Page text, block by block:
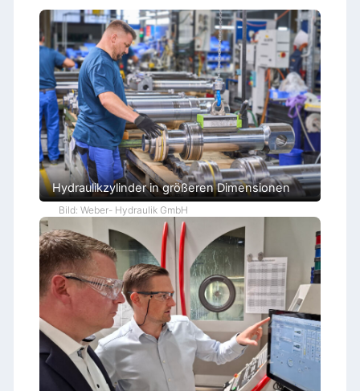
Hydraulikzylinder in größeren Dimensionen
Bild: Weber- Hydraulik GmbH